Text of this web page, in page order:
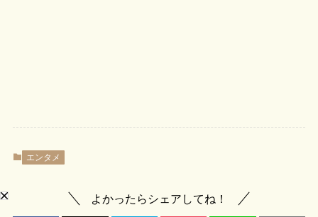
エンタメ
よかったらシェアしてね！